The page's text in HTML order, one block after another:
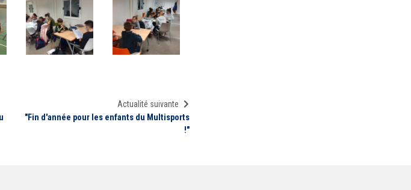
Actualité suivante
"Fin d'année pour les enfants du Multisports
!"